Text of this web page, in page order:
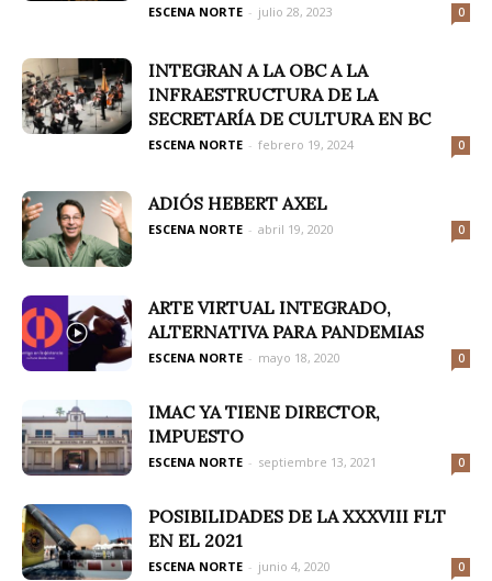
ESCENA NORTE - julio 28, 2023 0
INTEGRAN A LA OBC A LA
INFRAESTRUCTURA DE LA
SECRETARÍA DE CULTURA EN BC
ESCENA NORTE - febrero 19, 2024 0
ADIÓS HEBERT AXEL
ESCENA NORTE - abril 19, 2020 0
ARTE VIRTUAL INTEGRADO,
ALTERNATIVA PARA PANDEMIAS
ESCENA NORTE - mayo 18, 2020 0
IMAC YA TIENE DIRECTOR,
IMPUESTO
ESCENA NORTE - septiembre 13, 2021 0
POSIBILIDADES DE LA XXXVIII FLT
EN EL 2021
ESCENA NORTE - junio 4, 2020 0